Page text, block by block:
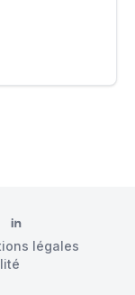
LinkedIn
légales